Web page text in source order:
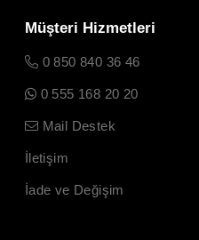
Müşteri Hizmetleri
0 850 840 36 46
0 555 168 20 20
Mail Destek
İletişim
İade ve Değişim